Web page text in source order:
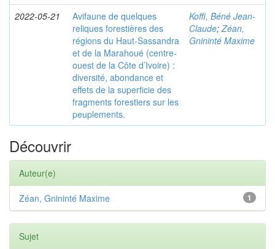
2022-05-21
Avifaune de quelques
reliques forestières des
régions du Haut-Sassandra
et de la Marahoué (centre-
ouest de la Côte d’Ivoire) :
diversité, abondance et
effets de la superficie des
fragments forestiers sur les
peuplements.
Koffi, Béné Jean-
Claude; Zéan,
Gnininté Maxime
Découvrir
Auteur(e)
1
Zéan, Gnininté Maxime
Sujet